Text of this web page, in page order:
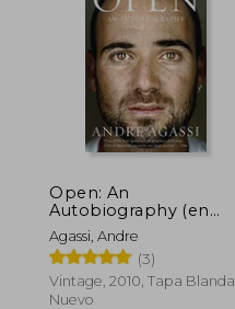
Open: An
Autobiography (en
Inglés)
Agassi, Andre
(3)
Vintage, 2010, Tapa Blanda,
Nuevo